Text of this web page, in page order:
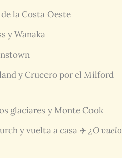
la Costa Oeste
y Wanaka
y Crucero por el Milford
glaciares y Monte Cook
y vuelta a casa ✈️¿O vuelo